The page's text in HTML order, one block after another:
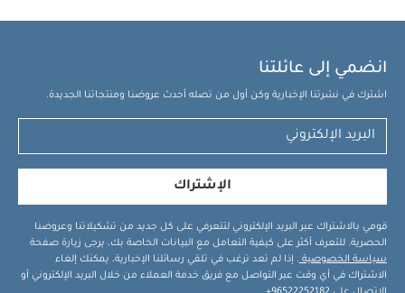
انضمي إلى عائلتنا
اشترك في نشرتنا الإخبارية وكن أول من تصله أحدث عروضنا ومنتجاتنا الجديدة.
الإشتراك
قومي بالاشتراك عبر البريد الإلكتروني لتتعرفي على كل جديد من تشكيلاتنا وعروضنا
الحصرية. للتعرف أكثر على كيفية التعامل مع البيانات الخاصة بك، يرجى زيارة صفحة
سياسة الخصوصية . إذا لم تعد ترغب في تلقي رسائلنا الإخبارية، يمكنك إلغاء
الاشتراك في أي وقت عبر التواصل مع فريق خدمة العملاء من خلال البريد الإلكتروني أو